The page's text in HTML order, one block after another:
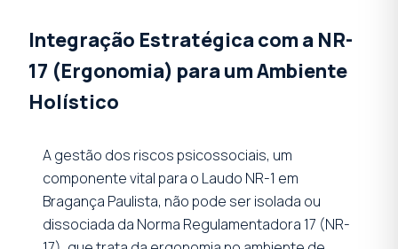
Integração Estratégica com a NR-
17 (Ergonomia) para um Ambiente
Holístico
A gestão dos riscos psicossociais, um
componente vital para o Laudo NR-1 em
Bragança Paulista, não pode ser isolada ou
dissociada da Norma Regulamentadora 17 (NR-